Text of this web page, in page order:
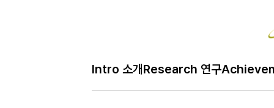
Intro 소개 Research 연구